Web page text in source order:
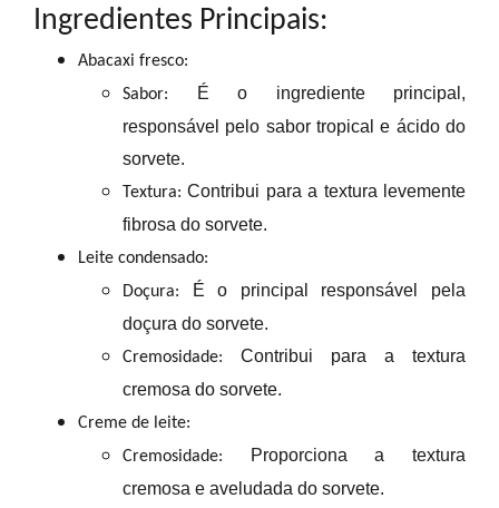
Ingredientes Principais:
Abacaxi fresco:
Sabor: É o ingrediente principal ,
responsável pelo sabortropical e ácido do
sorvete.
Textura: Contribui paraa textura levemente
fibrosa do sorvete.
Leite condensado:
Doçura: É o principal responsável pela
doçura do sorvete.
Cremosidade: Contribui para a textura
cremosa do sorvete.
Creme de leite:
Cremosidade: Proporcionaa textura
cremosa e aveludada do sorvete.